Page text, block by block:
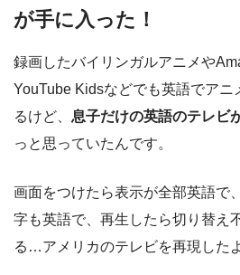
が手に入った！
録画したバイリンガルアニメや
YouTube Kidsなどでも英語でアニ
るけど、 息子だけの英語のテレビ
っと思っていたんです。
画面をつけたら表示が全部英語で
字も英語で、再生したら切り替え
る…アメリカのテレビを再現した